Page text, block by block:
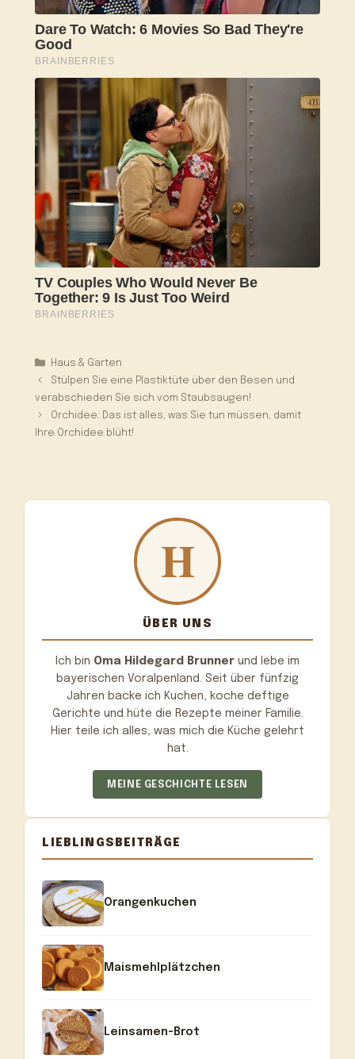
Kategorien
Haus & Garten
Stülpen Sie eine Plastiktüte über den Besen und
verabschieden Sie sich vom Staubsaugen!
Orchidee: Das ist alles, was Sie tun müssen, damit
Ihre Orchidee blüht!
ÜBER UNS
Ich bin Oma Hildegard Brunner und lebe im
bayerischen Voralpenland. Seit über fünfzig
Jahren backe ich Kuchen, koche deftige
Gerichte und hüte die Rezepte meiner Familie.
Hier teile ich alles, was mich die Küche gelehrt
hat.
MEINE GESCHICHTE LESEN
LIEBLINGSBEITRÄGE
Orangenkuchen
Maismehlplätzchen
Leinsamen-Brot